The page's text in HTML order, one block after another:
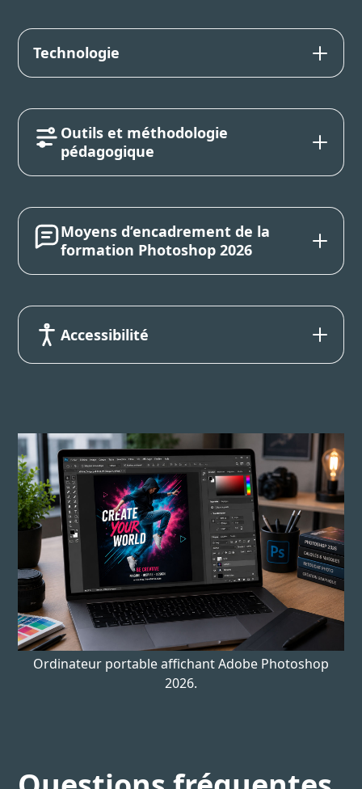
Technologie
Outils et méthodologie
pédagogique
Moyens d’encadrement de la
formation Photoshop 2026
Accessibilité
Ordinateur portable affichant Adobe Photoshop
2026.